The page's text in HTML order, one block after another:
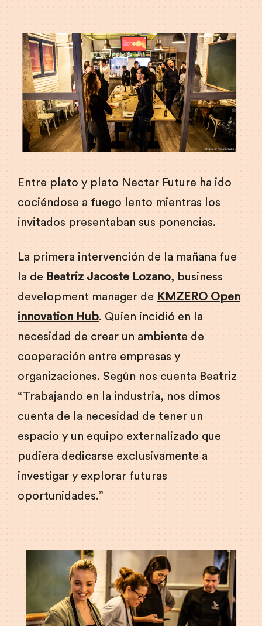
Entre plato y plato Nectar Future ha ido
cociéndose a fuego lento mientras los
invitados presentaban sus ponencias.
La primera intervención de la mañana fue
la de Beatriz Jacoste Lozano, business
development manager de KMZERO Open
innovation Hub. Quien incidió en la
necesidad de crear un ambiente de
cooperación entre empresas y
organizaciones. Según nos cuenta Beatriz
“Trabajando en la industria, nos dimos
cuenta de la necesidad de tener un
espacio y un equipo externalizado que
pudiera dedicarse exclusivamente a
investigar y explorar futuras
oportunidades.”